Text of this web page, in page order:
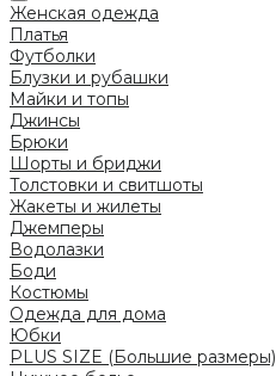
Женская одежда
Платья
Футболки
Блузки и рубашки
Майки и топы
Джинсы
Брюки
Шорты и бриджи
Толстовки и свитшоты
Жакеты и жилеты
Джемперы
Водолазки
Боди
Костюмы
Одежда для дома
Юбки
PLUS SIZE (Большие размеры)